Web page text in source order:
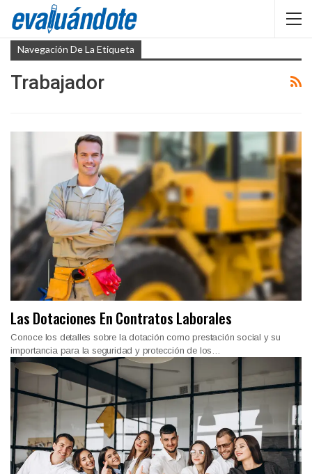
Navegación De La Etiqueta
Trabajador
Las Dotaciones En Contratos Laborales
Conoce los detalles sobre la dotación como prestación social y su
importancia para la seguridad y protección de los…